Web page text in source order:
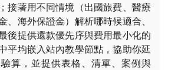
接著用不同情境（出國旅費、醫療
、海外保證金）解析哪時候適合、
後提供還款優先序與費用最小化的
平均嵌入站內教學節點，協助你延
算，並提供表格、清單、案例與